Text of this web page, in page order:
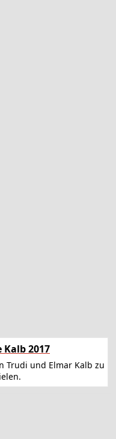
2017
Trudi und Elmar Kalb zu